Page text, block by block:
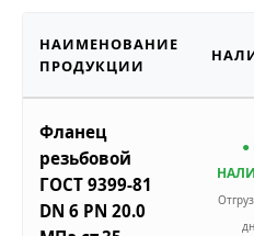
НАИМЕНОВАНИЕ
ПРОДУКЦИИ
Фланец
резьбовой
ГОСТ 9399-81
DN 6 PN 20.0
●